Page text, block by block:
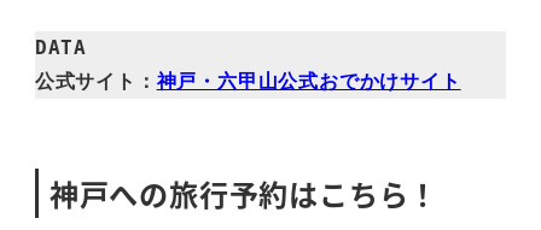
DATA
公式サイト： 神戸・六甲山公式おでかけサイト
神戸への旅行予約はこちら！